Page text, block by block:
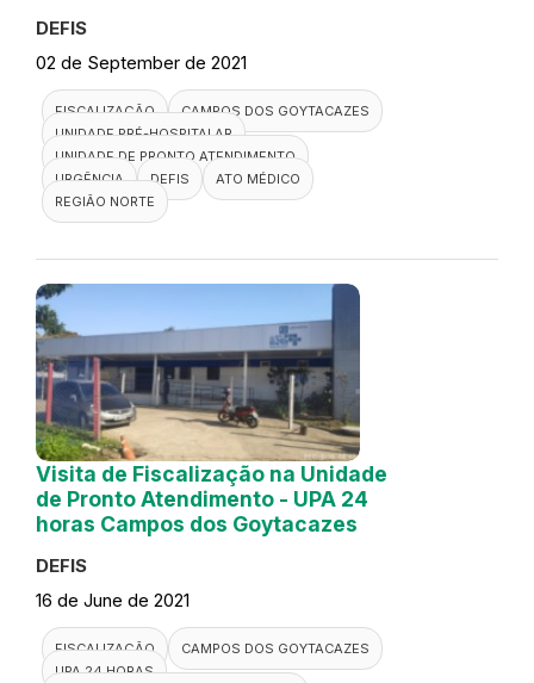
DEFIS
02 de September de 2021
FISCALIZAÇÃO
CAMPOS DOS GOYTACAZES
UNIDADE PRÉ-HOSPITALAR
UNIDADE DE PRONTO ATENDIMENTO
URGÊNCIA
DEFIS
ATO MÉDICO
REGIÃO NORTE
Visita de Fiscalização na Unidade
de Pronto Atendimento - UPA 24
horas Campos dos Goytacazes
DEFIS
16 de June de 2021
FISCALIZAÇÃO
CAMPOS DOS GOYTACAZES
UPA 24 HORAS